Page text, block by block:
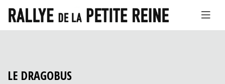
LE DRAGOBUS